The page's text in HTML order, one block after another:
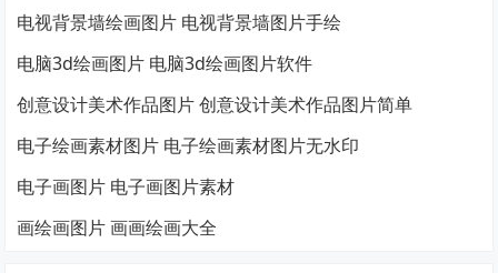
电视背景墙绘画图片 电视背景墙图片手绘
电脑3d绘画图片 电脑3d绘画图片软件
创意设计美术作品图片 创意设计美术作品图片简单
电子绘画素材图片 电子绘画素材图片无水印
电子画图片 电子画图片素材
画绘画图片 画画绘画大全